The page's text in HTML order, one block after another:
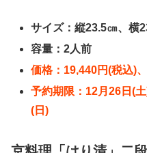
サイズ：縦23.5㎝、横
容量：2人前
価格：19,440円(税込)
予約期限：12月26日(
(日)